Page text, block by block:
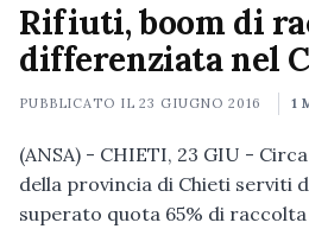
Rifiuti, boom di
differenziata nel
PUBBLICATO IL23 GIUGNO 2016 1
(ANSA) - CHIETI, 23 GIU -
della provincia di Chieti serviti
superato quota 65% di